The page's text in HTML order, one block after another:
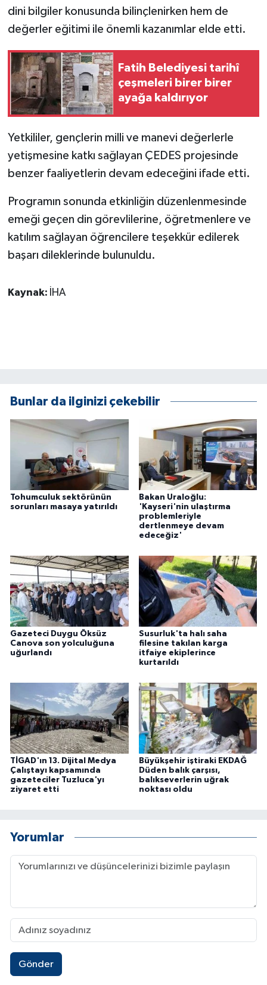
dini bilgiler konusunda bilinçlenirken hem de
değerler eğitimi ile önemli kazanımlar elde etti.
Fatih Belediyesi tarihî
çeşmeleri birer birer
ayağa kaldırıyor
Yetkililer, gençlerin milli ve manevi değerlerle
yetişmesine katkı sağlayan ÇEDES projesinde
benzer faaliyetlerin devam edeceğini ifade etti.
Programın sonunda etkinliğin düzenlenmesinde
emeği geçen din görevlilerine, öğretmenlere ve
katılım sağlayan öğrencilere teşekkür edilerek
başarı dileklerinde bulunuldu.
Kaynak: İHA
Bunlar da ilginizi çekebilir
Tohumculuk sektörünün
sorunları masaya yatırıldı
Bakan Uraloğlu:
'Kayseri'nin ulaştırma
problemleriyle
dertlenmeye devam
edeceğiz'
Gazeteci Duygu Öksüz
Canova son yolculuğuna
uğurlandı
Susurluk'ta halı saha
filesine takılan karga
itfaiye ekiplerince
kurtarıldı
TİGAD'ın 13. Dijital Medya
Çalıştayı kapsamında
gazeteciler Tuzluca'yı
ziyaret etti
Büyükşehir iştiraki EKDAĞ
Düden balık çarşısı,
balıkseverlerin uğrak
noktası oldu
Yorumlar
Gönder
POLİTİKA
SİYASET
SPOR HABERLERİ
TEKNOLOJİ
YAŞAM
YEREL
Yerel Haberler